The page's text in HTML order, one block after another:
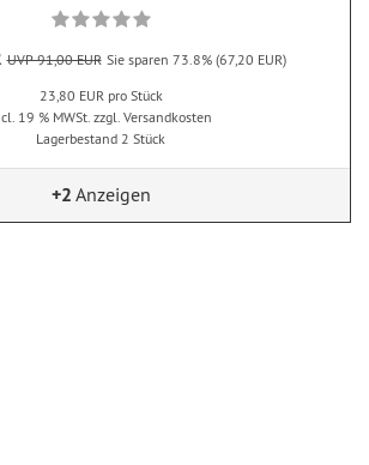
UVP 91,00 EUR Sie sparen 73.8% (67,20 EUR)
23,80 EUR pro Stück
19 % MWSt. zzgl. Versandkosten
Lagerbestand 2 Stück
+2 Anzeigen